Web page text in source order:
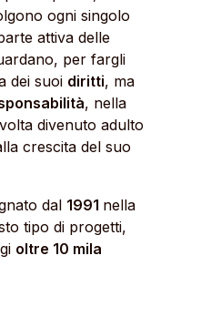
ogni singolo
attiva delle
per fargli
dei suoi diritti, ma
, nella
divenuto adulto
crescita del suo
dal 1991 nella
tipo di progetti,
oltre 10 mila